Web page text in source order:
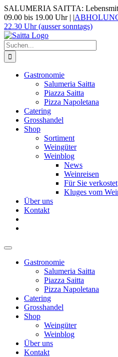
Zum
Inhalt
springen
SALUMERIA SAITTA:
09.00 bis 19.00 Uhr | |
22.30 Uhr (ausser sonntags)
Suche
nach:
Gastronomie
Salumeria Saitta
Piazza Saitta
Pizza Napoletana
Catering
Grosshandel
Shop
Sortiment
Weingüter
Weinblog
News
Weinreisen
Für Sie verkostet
Kluges vom
Über uns
Kontakt
Gastronomie
Salumeria Saitta
Piazza Saitta
Pizza Napoletana
Catering
Grosshandel
Shop
Weingüter
Weinblog
Über uns
Kontakt